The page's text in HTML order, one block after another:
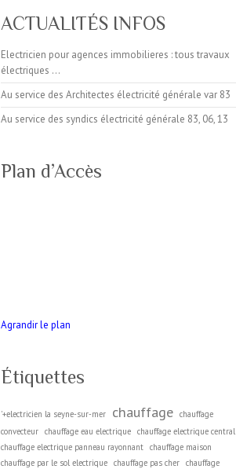
ACTUALITÉS INFOS
Electricien pour agences immobilieres : tous travaux
électriques …
Au service des Architectes électricité générale var 83
Au service des syndics électricité générale 83, 06, 13
Plan d’Accès
Agrandir le plan
Étiquettes
'+electricien la seyne-sur-mer chauffage chauffage
convecteur chauffage eau electrique chauffage electrique central
chauffage electrique panneau rayonnant chauffage maison
chauffage par le sol electrique chauffage pas cher chauffage